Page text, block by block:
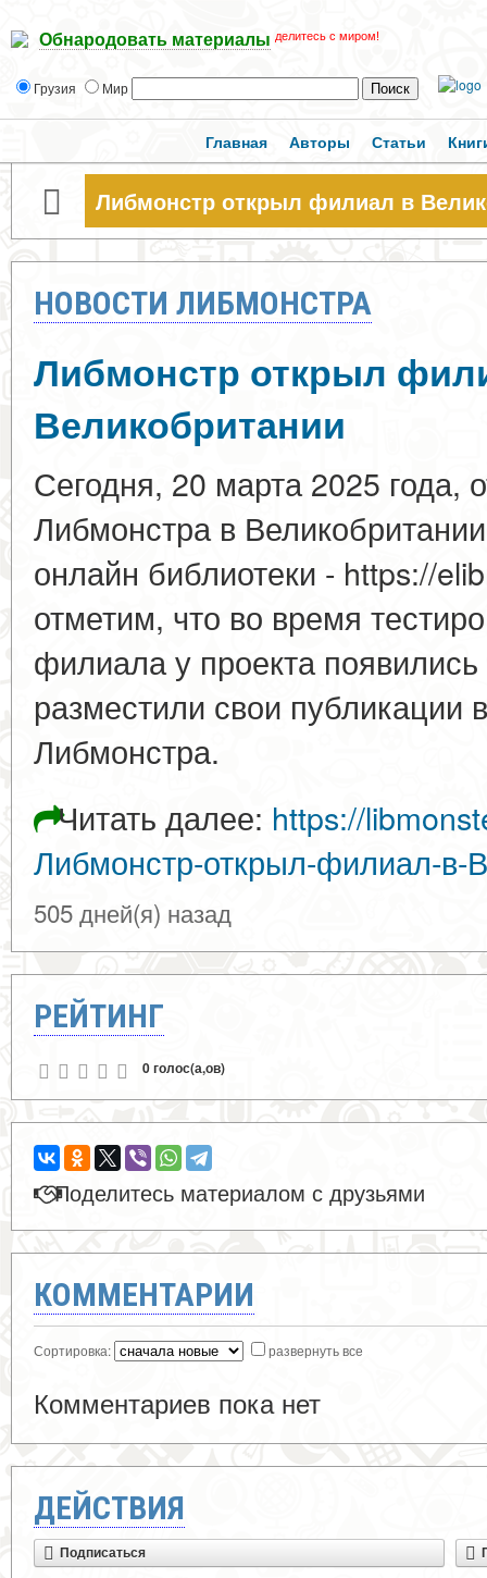
Обнародовать материалы делитесь с миром!
Грузия Мир
Главная Авторы Статьи
Либмонстр открыл филиал в
НОВОСТИ ЛИБМОНСТРА
Либмонстр открыл
Великобритании
Сегодня, 20 марта 2025 года,
Либмонстра в
онлайн библиотеки - https://
отметим, что во время
филиала у проекта
разместили свои публикации
Либмонстра.
Читать далее: https://
Либмонстр-открыл-филиал-в-
505 дней(я) назад
РЕЙТИНГ
0 голос(а,ов)
Поделитесь материалом с друзьями
КОММЕНТАРИИ
Сортировка: развернуть все
Комментариев пока нет
ДЕЙСТВИЯ
Подписаться